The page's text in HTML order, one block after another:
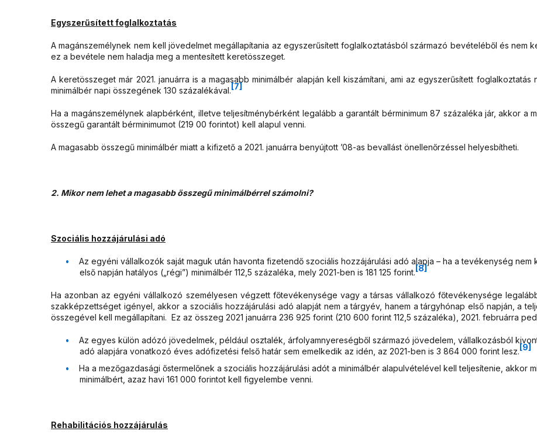
Egyszerűsített foglalkoztatás
A magánszemélynek nem kell jövedelmet megállapítania az egyszerűsített foglalkoztatásból származó bevételéből és nem
ez a bevétele nem haladja meg a mentesített keretösszeget.
A keretösszeget már 2021. januárra is a magasabb minimálbér alapján kell kiszámítani, ami az egyszerűsített
minimálbér napi összegének 130 százalékával. [7]
Ha a magánszemélynek alapbérként, illetve teljesítménybérként legalább a garantált bérminimum 87 százaléka jár, akkor a
összegű garantált bérminimumot (219 00 forintot) kell alapul venni.
A magasabb összegű minimálbér miatt a kifizető a 2021. januárra benyújtott ’08-as bevallást önellenőrzéssel helyesbítheti.
2. Mikor nem lehet a magasabb összegű minimálbérrel számolni?
Szociális hozzájárulási adó
Az egyéni vállalkozók saját maguk után havonta fizetendő szociális hozzájárulási adó alapja – ha a tevékenység
első napján hatályos („régi”) minimálbér 112,5 százaléka, mely 2021-ben is 181 125 forint. [8]
Ha azonban az egyéni vállalkozó személyesen végzett főtevékenysége vagy a társas vállalkozó főtevékenysége
szakképzettséget igényel, akkor a szociális hozzájárulási adó alapját nem a tárgyév, hanem a tárgyhónap első napján, a
összegével kell megállapítani. Ez az összeg 2021 januárra 236 925 forint (210 600 forint 112,5 százaléka), 2021. februárra
Az egyes külön adózó jövedelmek, például osztalék, árfolyamnyereségből származó jövedelem, vállalkozásból
adó alapjára vonatkozó éves adófizetési felső határ sem emelkedik az idén, az 2021-ben is 3 864 000 forint lesz. [9]
Ha a mezőgazdasági őstermelőnek a szociális hozzájárulási adót a minimálbér alapulvételével kell teljesítenie, akkor
minimálbért, azaz havi 161 000 forintot kell figyelembe venni.
Rehabilitációs hozzájárulás